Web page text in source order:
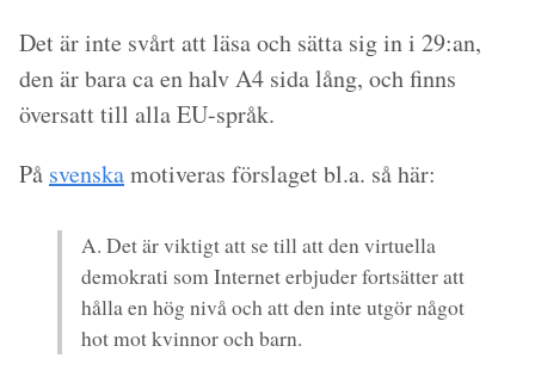
Det är inte svårt att läsa och sätta sig in i 29:an,
den är bara ca en halv A4 sida lång, och finns
översatt till alla EU-språk.
På svenskamotiveras förslaget bl.a. så här:
A. Det är viktigt att se till att den virtuella
demokrati som Internet erbjuder fortsätter att
hålla en hög nivå och att den inte utgör något
hot mot kvinnor och barn.